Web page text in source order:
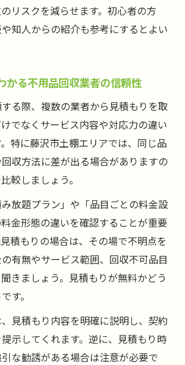
リスクを減らせます。初心者の方
知人からの紹介も参考にするとよい
かる不用品回収業者の信頼性
る際、複数の業者から見積もりを取
でなくサービス内容や対応力の違い
特に藤沢市土棚エリアでは、同じ品
収方法に差が出る場合がありますの
較しましょう。
放題プラン」や「品目ごとの料金設
金形態の違いを確認することが重要
積もりの場合は、その場で不明点を
有無やサービス範囲、回収不可品目
きましょう。見積もりが無料かどう
す。
見積もり内容を明確に説明し、契約
示してくれます。逆に、見積もり時
な勧誘がある場合は注意が必要で